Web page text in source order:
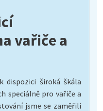
vařiče a
dispozici široká škála
speciálně pro vařiče a
jsme se zaměřili